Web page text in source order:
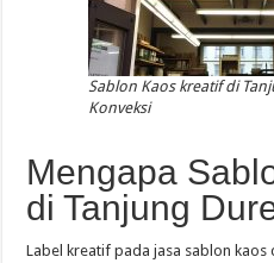
Sablon Kaos kreatif di
Konveksi
Mengapa
di Tanjung
Label kreatif pada jasa sablon kaos